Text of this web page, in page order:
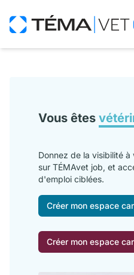
Vous êtes
Donnez de la visibilité
sur TÉMAvet job, et
d'emploi ciblées.
Créer mon espace
Créer mon espace